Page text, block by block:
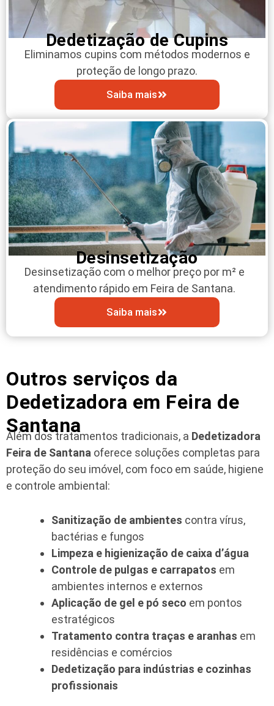
Dedetização de Cupins
Eliminamos cupins com métodos modernos e
proteção de longo prazo.
Saiba mais
Desinsetização
Desinsetização com o melhor preço por m² e
atendimento rápido em Feira de Santana.
Saiba mais
Outros serviços da
Dedetizadora em Feira de
Santana
Além dos tratamentos tradicionais, a Dedetizadora
Feira de Santana oferece soluções completas para
proteção do seu imóvel, com foco em saúde, higiene
e controle ambiental:
Sanitização de ambientes contra vírus,
bactérias e fungos
Limpeza e higienização de caixa d’água
Controle de pulgas e carrapatos em
ambientes internos e externos
Aplicação de gel e pó seco em pontos
estratégicos
Tratamento contra traças e aranhas em
residências e comércios
Dedetização para indústrias e cozinhas
profissionais